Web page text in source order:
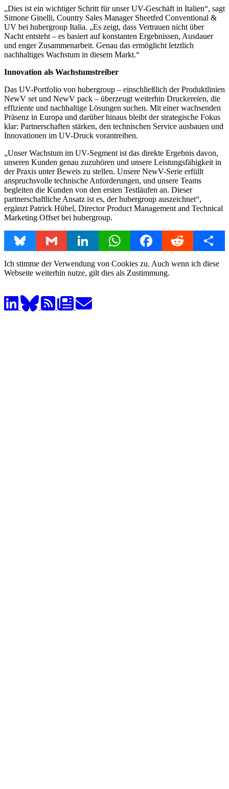
„Dies ist ein wichtiger Schritt für unser UV-Geschäft in Italien“, sagt
Simone Ginelli, Country Sales Manager Sheetfed Conventional &
UV bei hubergroup Italia. „Es zeigt, dass Vertrauen nicht über
Nacht entsteht – es basiert auf konstanten Ergebnissen, Ausdauer
und enger Zusammenarbeit. Genau das ermöglicht letztlich
nachhaltiges Wachstum in diesem Markt.“
Innovation als Wachstumstreiber
Das UV-Portfolio von hubergroup – einschließlich der Produktlinien
NewV set und NewV pack – überzeugt weiterhin Druckereien, die
effiziente und nachhaltige Lösungen suchen. Mit einer wachsenden
Präsenz in Europa und darüber hinaus bleibt der strategische Fokus
klar: Partnerschaften stärken, den technischen Service ausbauen und
Innovationen im UV-Druck vorantreiben.
„Unser Wachstum im UV-Segment ist das direkte Ergebnis davon,
unseren Kunden genau zuzuhören und unsere Leistungsfähigkeit in
der Praxis unter Beweis zu stellen. Unsere NewV-Serie erfüllt
anspruchsvolle technische Anforderungen, und unsere Teams
begleiten die Kunden von den ersten Testläufen an. Dieser
partnerschaftliche Ansatz ist es, der hubergroup auszeichnet“,
ergänzt Patrick Hübel, Director Product Management and Technical
Marketing Offset bei hubergroup.
Bluesky Gmail LinkedIn WhatsAppFacebookReddit Share
Ich stimme der Verwendung von Cookies zu. Auch wenn ich diese
Webseite weiterhin nutze, gilt dies als Zustimmung.